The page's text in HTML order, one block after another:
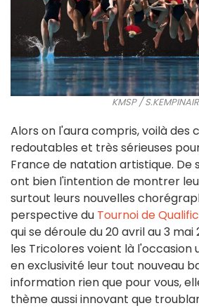
KMSP /
Alors on l'aura compris, voilà des
redoutables et très sérieuses
France de natation artistique. De
ont bien l'intention de montrer
surtout leurs nouvelles
perspective du Tournoi de
qui se déroule du 20 avril au 3 mai
les Tricolores voient là l'occasion
en exclusivité leur tout nouveau
information rien que pour vous,
thème aussi innovant que